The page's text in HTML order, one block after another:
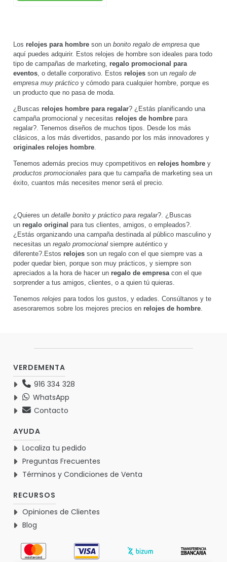
Los relojes para hombre son un bonito regalo de empresa que
aquí puedes adquirir. Estos relojes de hombre son ideales para todo
tipo de campañas de marketing, regalo promocional para
eventos, o detalle corporativo. Estos relojes son un regalo de
empresa muy práctico y cómodo para cualquier hombre, porque es
un producto que no pasa de moda.
¿Buscas relojes hombre para regalar? ¿Estás planificando una
campaña promocional y necesitas relojes de hombre para
regalar?. Tenemos diseños de muchos tipos. Desde los más
clásicos, a los más divertidos, pasando por los más innovadores y
originales relojes hombre.
Tenemos además precios muy cpompetitivos en relojes hombre y
productos promocionales para que tu campaña de marketing sea un
éxito, cuantos más necesites menor será el precio.
¿Quieres un detalle bonito y práctico para regalar?. ¿Buscas
un regalo original para tus clientes, amigos, o empleados?.
¿Estás organizando una campaña destinada al público masculino y
necesitas un regalo promocional siempre auténtico y
diferente?.Estos relojes son un regalo con el que siempre vas a
poder quedar bien, porque son muy prácticos, y siempre son
apreciados a la hora de hacer un regalo de empresacon el que
sorprender a tus amigos, clientes, o a quien tú quieras.
Tenemos relojes para todos los gustos, y edades. Consúltanos y te
asesoraremos sobre los mejores precios en relojes de hombre.
VERDEMENTA
916 334 328
WhatsApp
Contacto
AYUDA
Localiza tu pedido
Preguntas Frecuentes
Términos y Condiciones de Venta
RECURSOS
Opiniones de Clientes
Blog